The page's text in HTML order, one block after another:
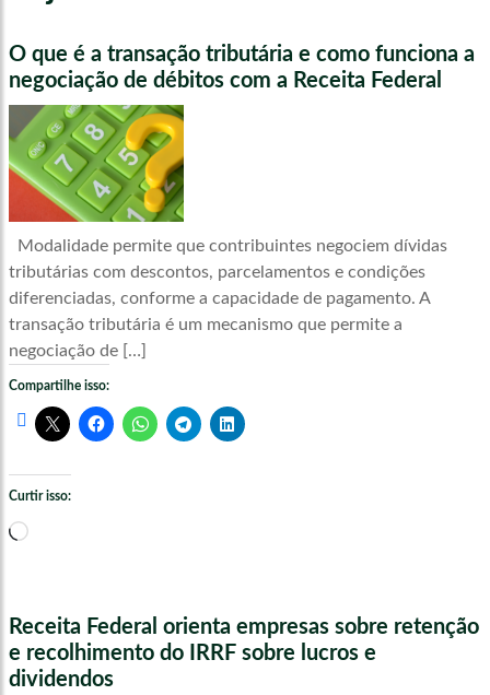
O que é a transação tributária e como funciona a
negociação de débitos com a Receita Federal
Modalidade permite que contribuintes negociem dívidas
tributárias com descontos, parcelamentos e condições
diferenciadas, conforme a capacidade de pagamento. A
transação tributária é um mecanismo que permite a
negociação de […]
Compartilhe isso:
Curtir isso:
Carregando...
Receita Federal orienta empresas sobre retenção
e recolhimento do IRRF sobre lucros e
dividendos